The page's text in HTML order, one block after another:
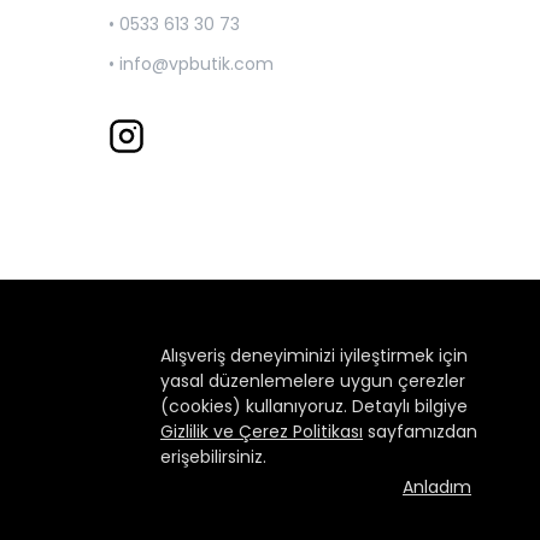
Alışveriş deneyiminizi iyileştirmek için
yasal düzenlemelere uygun çerezler
(cookies) kullanıyoruz. Detaylı bilgiye
Gizlilik ve Çerez Politikası sayfamızdan
erişebilirsiniz.
Anladım
• 0533 613 30 73
• info@vpbutik.com